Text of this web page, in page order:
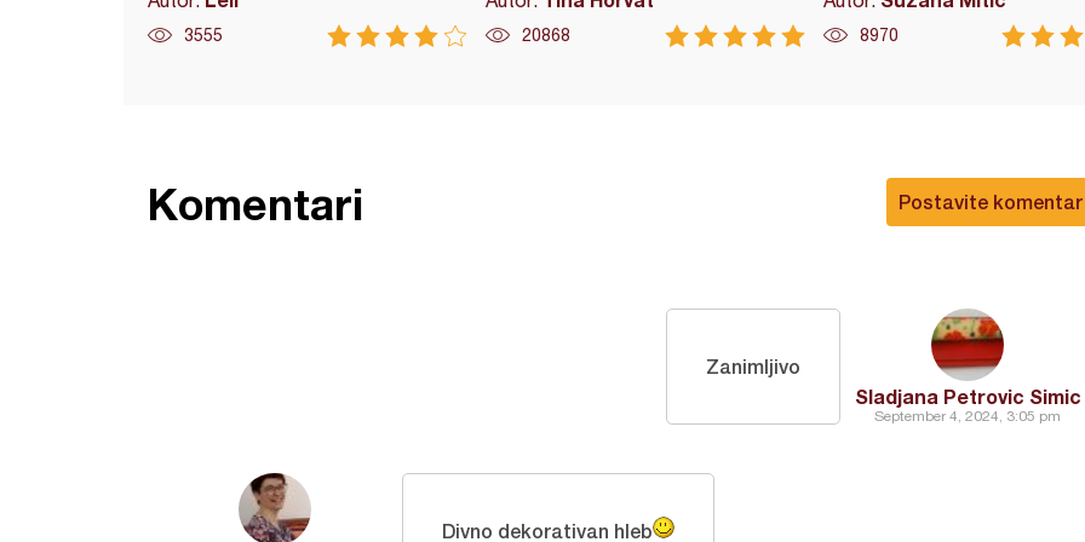
3555 20868 8970
Postavite komentar
Komentari
Sladjana Petrovic Simic
September 4, 2024, 3:05 pm
Zanimljivo
Divno dekorativan hleb